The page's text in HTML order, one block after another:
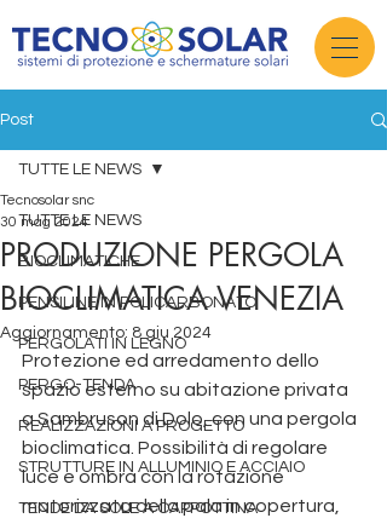
Post
TUTTE LE NEWS
BIOCLIMATICHE
PENSILINE IN POLICARBONATO
PERGOLATI IN LEGNO
PERGO-TENDA
REALIZZAZIONI A PROGETTO
STRUTTURE IN ALLUMINIO E ACCIAIO
TENDE DA SOLE A CAPPOTTINA
TUTTE LE NEWS
PRODUZIONE PERGOLA
BIOCLIMATICA VENEZIA
Tecnosolar snc
30 mag 2024
Aggiornamento: 8 giu 2024
Protezione ed arredamento dello
spazio esterno su abitazione privata
a Sambruson di Dolo, con una pergola
bioclimatica. Possibilità di regolare
luce e ombra con la rotazione
motorizzata della pala in copertura,